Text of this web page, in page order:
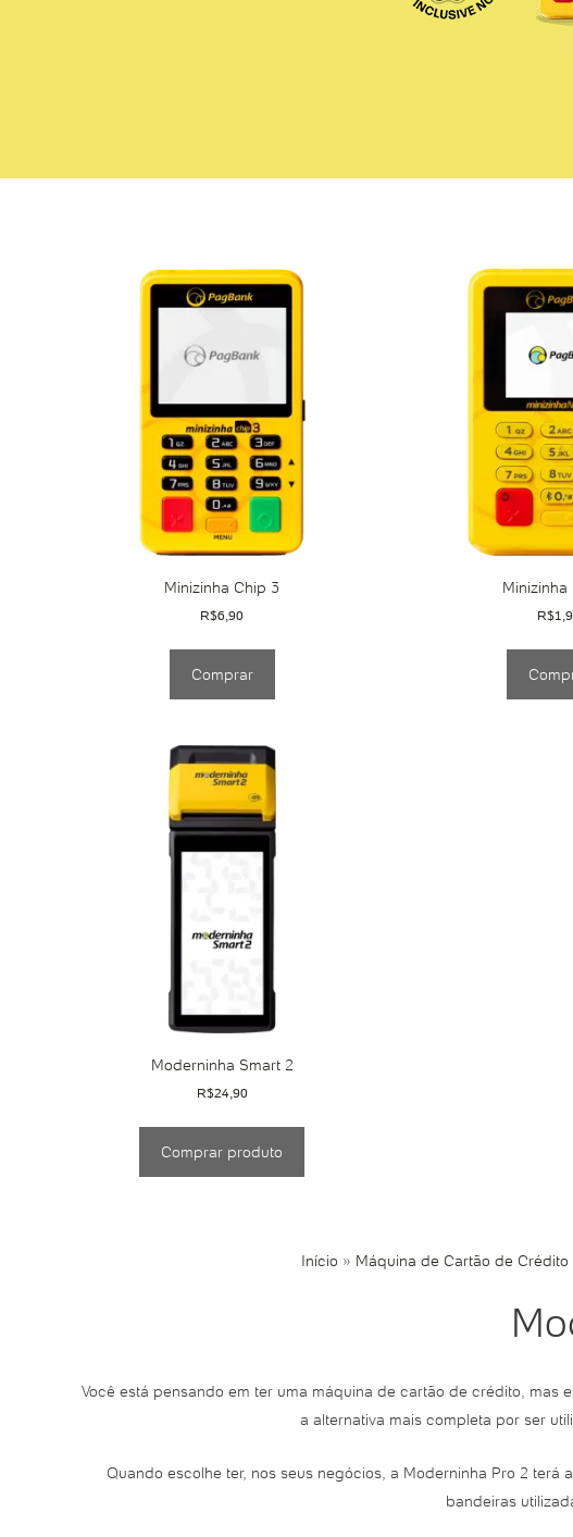
Minizinha Chip 3
R$6,90
Comprar
Minizinha
R$
Moderninha Smart 2
R$24,90
Comprar produto
Início » Máquina de Cartão de
Você está pensando em ter uma máquina de cartão de crédito, mas
a alternativa mais completa por ser
Quando escolhe ter, nos seus negócios, a Moderninha Pro 2
bandeiras